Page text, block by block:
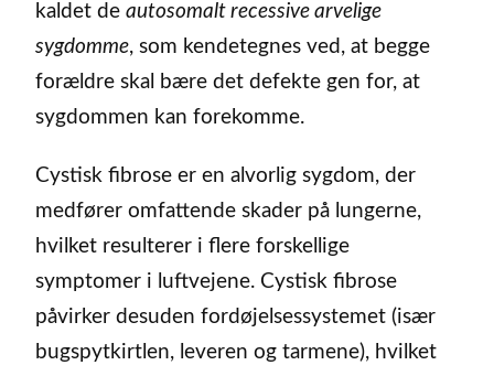
kaldet de autosomalt recessive arvelige
sygdomme, som kendetegnes ved, at begge
forældre skal bære det defekte gen for, at
sygdommen kan forekomme.
Cystisk fibrose er en alvorlig sygdom, der
medfører omfattende skader på lungerne,
hvilket resulterer i flere forskellige
symptomer i luftvejene. Cystisk fibrose
påvirker desuden fordøjelsessystemet (især
bugspytkirtlen, leveren og tarmene), hvilket